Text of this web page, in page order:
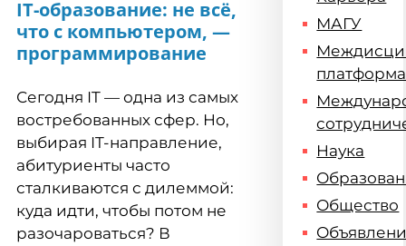
IT-образование: не всё,
что с компьютером, —
программирование
Сегодня IT — одна из самых
востребованных сфер. Но,
выбирая IT-направление,
абитуриенты часто
сталкиваются с дилеммой:
куда идти, чтобы потом не
разочароваться? В
МАГУ
платформа
Наука
Общество